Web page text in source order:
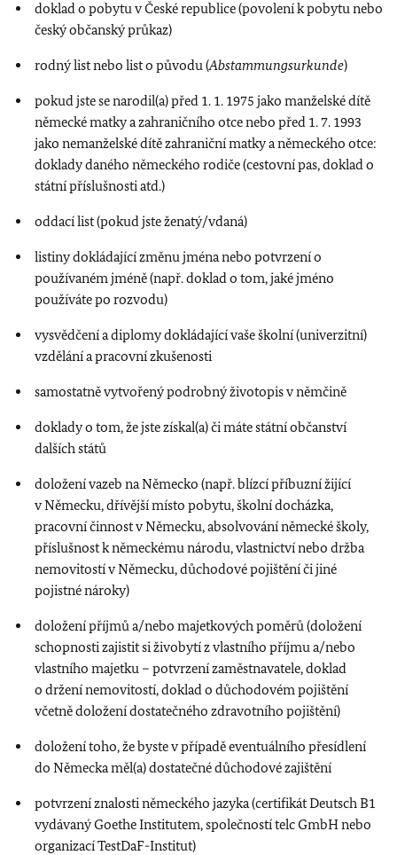
doklad o pobytu v České republice (povolení k pobytu nebo
český občanský průkaz)
rodný list nebo list o původu (Abstammungsurkunde)
pokud jste se narodil(a) před 1. 1. 1975 jako manželské dítě
německé matky a zahraničního otce nebo před 1. 7. 1993
jako nemanželské dítě zahraniční matky a německého otce:
doklady daného německého rodiče (cestovní pas, doklad o
státní příslušnosti atd.)
oddací list (pokud jste ženatý/vdaná)
listiny dokládající změnu jména nebo potvrzení o
používaném jméně (např. doklad o tom, jaké jméno
používáte po rozvodu)
vysvědčení a diplomy dokládající vaše školní (univerzitní)
vzdělání a pracovní zkušenosti
samostatně vytvořený podrobný životopis v němčině
doklady o tom, že jste získal(a) či máte státní občanství
dalších států
doložení vazeb na Německo (např. blízcí příbuzní žijící
v Německu, dřívější místo pobytu, školní docházka,
pracovní činnost v Německu, absolvování německé školy,
příslušnost k německému národu, vlastnictví nebo držba
nemovitostí v Německu, důchodové pojištění či jiné
pojistné nároky)
doložení příjmů a/nebo majetkových poměrů (doložení
schopnosti zajistit si živobytí z vlastního příjmu a/nebo
vlastního majetku – potvrzení zaměstnavatele, doklad
o držení nemovitostí, doklad o důchodovém pojištění
včetně doložení dostatečného zdravotního pojištění)
doložení toho, že byste v případě eventuálního přesídlení
do Německa měl(a) dostatečné důchodové zajištění
potvrzení znalosti německého jazyka (certifikát Deutsch B1
vydávaný Goethe Institutem, společností telc GmbH nebo
organizací TestDaF-Institut)